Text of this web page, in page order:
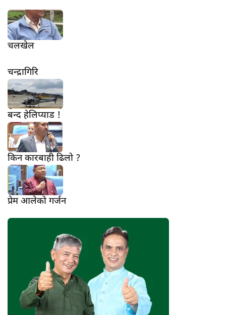
चलखेल
चन्द्रागिरि
बन्द हेलिप्याड !
किन कारबाही ढिलो ?
प्रेम आलेको गर्जन